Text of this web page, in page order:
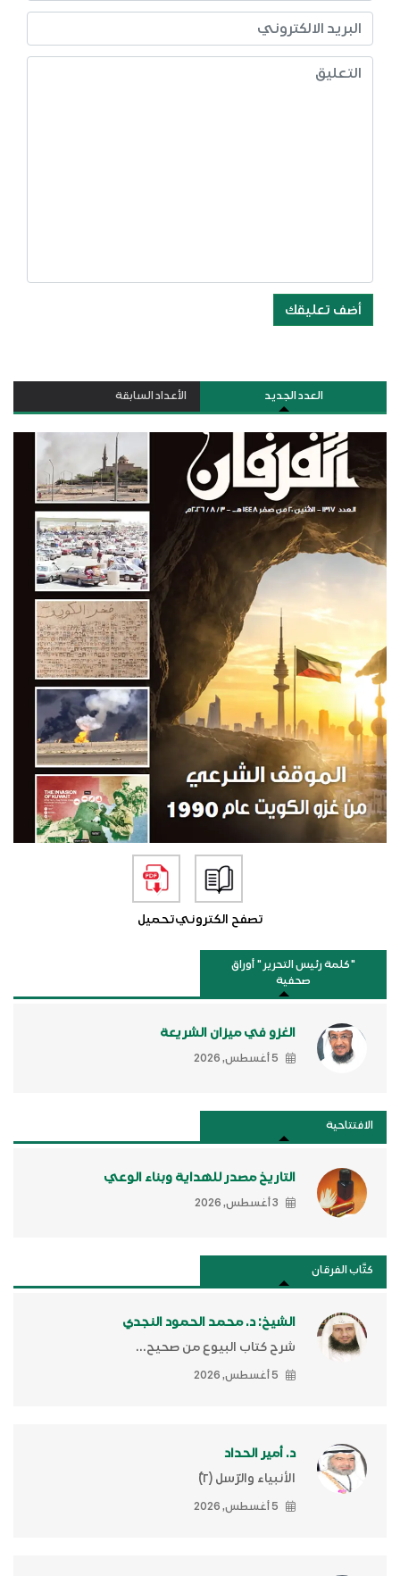
أضف تعليقك
العدد الجديد الأعداد السابقة
تصفح الكترونيتحميل
"كلمة رئيس التحرير " أوراق
صحفية
الغزو في ميزان الشريعة
5 أغسطس, 2026
الافتتاحية
التاريخ مصدر للهداية وبناء الوعي
3 أغسطس, 2026
كتَّاب الفرقان
الشيخ: د. محمد الحمود النجدي
شرح كتاب البيوع من صحيح...
5 أغسطس, 2026
د. أمير الحداد
الأنبياء والرّسل (٢)ّ
5 أغسطس, 2026